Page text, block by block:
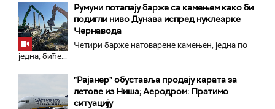
Румуни потапају барже са камењем како би
подигли ниво Дунава испред нуклеарке
Чернавода
Четири барже натоварене камењен, једна по
једна, биће...
"Рајанер" обуставља продају карата за
летове из Ниша; Аеродром: Пратимо
ситуацију